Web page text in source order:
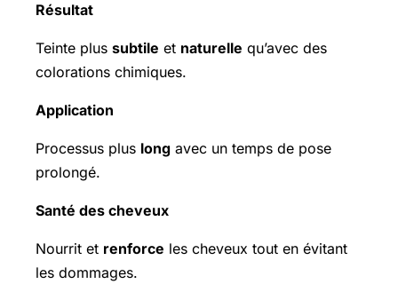
Résultat
Teinte plus subtile et naturelle qu’avec des
colorations chimiques.
Application
Processus plus long avec un temps de pose
prolongé.
Santé des cheveux
Nourrit et renforce les cheveux tout en évitant
les dommages.